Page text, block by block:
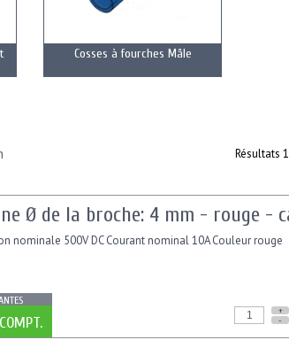
Cosses à fourches Mâle
Résultats
Ø de la broche: 4 mm - rouge -
nominale 500V DC Courant nominal 10A Couleur rouge
COMPT.
+
-